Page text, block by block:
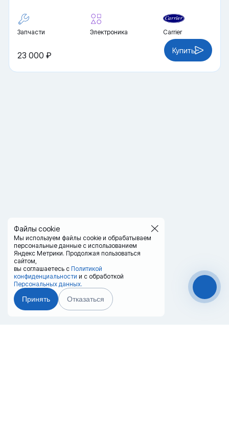
Файлы cookie
Мы используем файлы cookie и обрабатываем
персональные данные с использованием
Яндекс Метрики. Продолжая пользоваться
сайтом,
вы соглашаетесь с Политикой
конфиденциальности и с обработкой
Персональных данных.
Принять Отказаться
Запчасти Электроника Carrier
23 000 ₽ Купить